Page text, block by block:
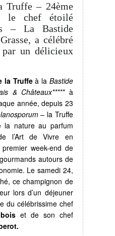
Truffe – 24ème
le chef étoilé
– La Bastide
a célébré
un délicieux
la Truffeà la Bastide
& Châteaux*****à
année, depuis 23
– la Truffe
la nature au parfum
l’Art de Vivre en
week-end de
autours de
Le samedi 24,
ce champignon de
lors d’un déjeuner
du célébrissime chef
et de son chef